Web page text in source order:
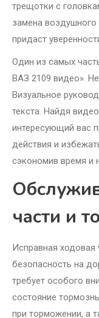
трещотки с
замена воздушного
придаст
Один из самых
ВАЗ 2109 видео».
Визуальное
текста. Найдя
интересующий вас
действия и
сэкономив время и
части и
Исправная
безопасность на
требует особого
состояние
при торможении, а